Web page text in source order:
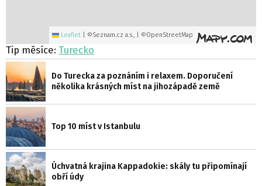
Leaflet ©Seznam.cz a.s., | ©OpenStreetMap
Tip měsíce: Turecko
Do Turecka za poznáním i relaxem. Doporučení
několika krásných míst na jihozápadě země
Top 10 míst v Istanbulu
Úchvatná krajina Kappadokie: skály tu připomínají
obří údy